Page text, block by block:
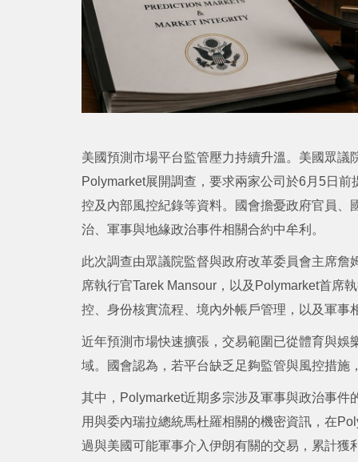
美國預測市場平台監管壓力持續升溫。美國眾
Polymarket展開調查，要求兩家公司於6月5日
控及內部風控紀錄等資料。國會擔憂政府官員
治、軍事與地緣政治事件相關合約中牟利。
此次調查由眾議院監督與政府改革委員會主席詹
席執行官Tarek Mansour，以及Polymarket首席
控、身份核實流程、境內外帳戶管理，以及軍事
近年預測市場快速擴張，交易範圍已從體育與
域。國會認為，若平台缺乏足夠監管與風控措施
其中，Polymarket近期多宗涉及軍事與政治事
用與委內瑞拉總統馬杜羅相關的機密資訊，在
過與美國可能軍事介入伊朗有關的交易，累計